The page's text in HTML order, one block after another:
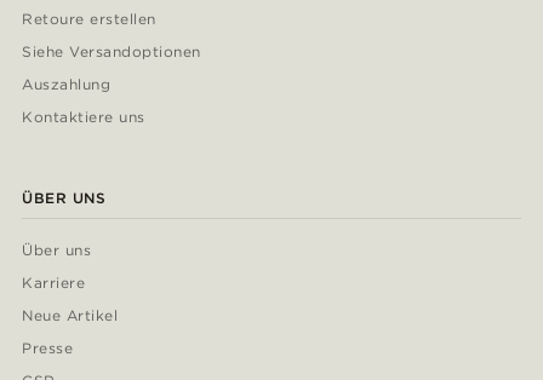
Retoure erstellen
Siehe Versandoptionen
Auszahlung
Kontaktiere uns
ÜBER UNS
Über uns
Karriere
Neue Artikel
Presse